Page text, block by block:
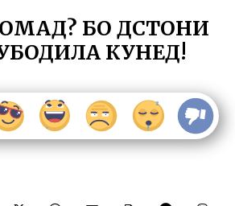
БО ДӮСТОНИ
КУНЕД!